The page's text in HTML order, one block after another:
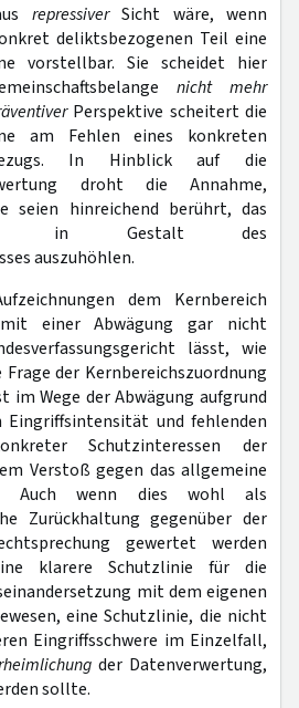
repressiverSicht wäre, wenn
deliktsbezogenen Teil eine
vorstellbar. Sie scheidet hier
nicht mehr
Perspektive scheitert die
am Fehlen eines konkreten
In Hinblick auf die
droht die Annahme,
seien hinreichend berührt, das
in Gestalt des
auszuhöhlen.
dem Kernbereich
einer Abwägung gar nicht
lässt, wie
Frage der Kernbereichszuordnung
im Wege der Abwägung aufgrund
Eingriffsintensität und fehlenden
Schutzinteressen der
Verstoß gegen das allgemeine
Auch wenn dies wohl als
Zurückhaltung gegenüber der
gewertet werden
klarere Schutzlinie für die
mit dem eigenen
eine Schutzlinie, die nicht
Eingriffsschwere im Einzelfall,
der Datenverwertung,
sollte.